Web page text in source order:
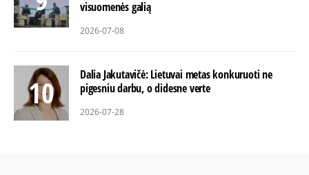
visuomenės galią
2026-07-08
Dalia Jakutavičė: Lietuvai metas konkuruoti ne
pigesniu darbu, o didesne verte
2026-07-28